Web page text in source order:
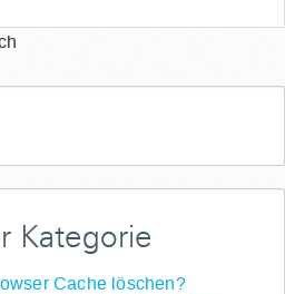
Kategorie
Cache löschen?